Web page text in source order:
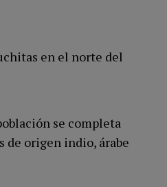
en el norte del
se completa
de origen indio, árabe